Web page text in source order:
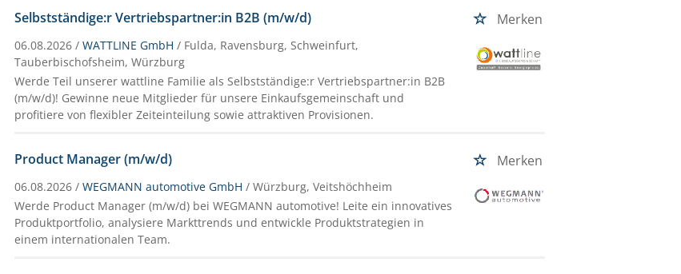
Selbstständige:r Vertriebspartner:in B2B (m/w/d) Merken
06.08.2026 /WATTLINE GmbH / Fulda, Ravensburg, Schweinfurt,
Tauberbischofsheim, Würzburg
Werde Teil unserer wattline Familie als Selbstständige:r Vertriebspartner:in B2B
(m/w/d)! Gewinne neue Mitglieder für unsere Einkaufsgemeinschaft und
profitiere von flexibler Zeiteinteilung sowie attraktiven Provisionen.
Product Manager (m/w/d) Merken
06.08.2026 /WEGMANN automotive GmbH / Würzburg, Veitshöchheim
Werde Product Manager (m/w/d) bei WEGMANN automotive! Leite ein innovatives
Produktportfolio, analysiere Markttrends und entwickle Produktstrategien in
einem internationalen Team.